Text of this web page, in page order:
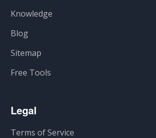
Knowledge
Blog
Sitemap
Free Tools
Legal
Terms of Service